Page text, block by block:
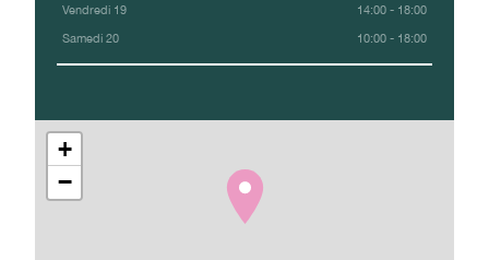
Vendredi 19 14:00 - 18:00
Samedi 20 10:00 - 18:00
+
−